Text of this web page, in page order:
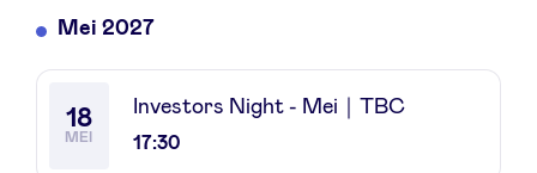
Mei 2027
18
MEI 17:30
Investors Night - Mei｜TBC